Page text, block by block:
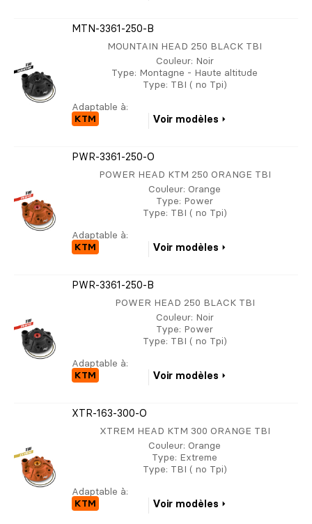
MTN-3361-250-B
MOUNTAIN HEAD 250 BLACK TBI
Couleur: Noir
Type: Montagne - Haute altitude
Type: TBI ( no Tpi)
Adaptable à:
KTM
Voir modèles
PWR-3361-250-O
POWER HEAD KTM 250 ORANGE TBI
Couleur: Orange
Type: Power
Type: TBI ( no Tpi)
Adaptable à:
KTM
Voir modèles
PWR-3361-250-B
POWER HEAD 250 BLACK TBI
Couleur: Noir
Type: Power
Type: TBI ( no Tpi)
Adaptable à:
KTM
Voir modèles
XTR-163-300-O
XTREM HEAD KTM 300 ORANGE TBI
Couleur: Orange
Type: Extreme
Type: TBI ( no Tpi)
Adaptable à:
KTM
Voir modèles